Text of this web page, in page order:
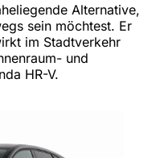
Alternative,
sein möchtest. Er
im Stadtverkehr
und
HR-V.